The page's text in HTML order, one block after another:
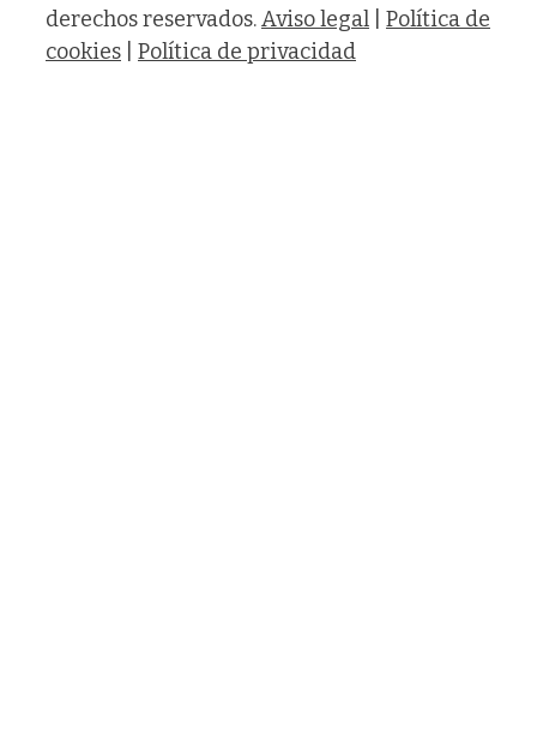
derechos reservados.Aviso legal
Política de
cookies
Política de privacidad